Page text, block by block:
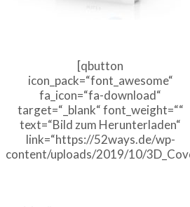
[qbutton
icon_pack=“font_awesome“
fa_icon=“fa-download“
target=“_blank“ font_weight=““
text=“Bild zum Herunterladen“
link=“https://52ways.de/wp-
content/uploads/2019/10/